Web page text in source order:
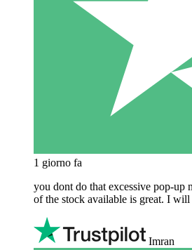
1 giorno fa
you dont do that excessive pop-up
of the stock available is great. I
Imran